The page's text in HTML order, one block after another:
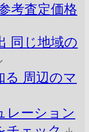
考査定価格
同じ地域の
る 周辺のマ
レーション